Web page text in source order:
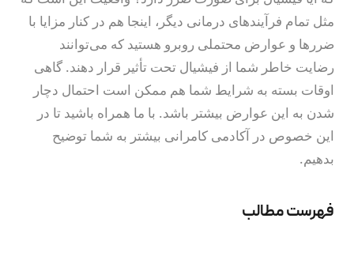
دوره آموزش مزوتراپی
آموزش مزونیدلینگ
دوره جامع آموزش
دوره آموزش کرم سازی
مثل تمام فرآیندهای درمانی دیگر، اینجا هم در کنار مزایا با
ضررها و عوارض محتملی روبرو هستید که می‌توانند
رضایت خاطر شما از فیشیال تحت تأثیر قرار دهند. گاهی
اوقات بسته به شرایط شما هم ممکن است احتمال دچار
شدن به این عوارض بیشتر باشد. با ما همراه باشید تا در
این خصوص در آکادمی کامرانی بیشتر به شما توضیح
بدهیم.
فهرست مطالب